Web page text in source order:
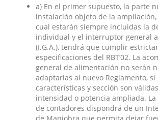
a) En el primer supuesto, la parte
instalación objeto de la
cual estarán siempre incluidas la
individual y el interruptor general
(I.G.A.), tendrá que cumplir
especificaciones del RBT’02. La
general de alimentación no serán
adaptarlas al nuevo Reglamento, si
características y sección son
intensidad o potencia ampliada.
de contadores dispondrá de un